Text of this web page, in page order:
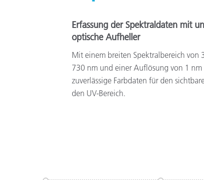
Erfassung der Spektraldaten mit
optische Aufheller
Mit einem breiten Spektralbereich von
730 nm und einer Auflösung von 1 nm
zuverlässige Farbdaten für den
den UV-Bereich.